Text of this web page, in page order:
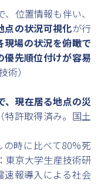
位置情報も伴い、
点の状況可視化が行
場の状況を俯瞰で
優先順位付けが容易
術）
、現在居る地点の災
特許取得済み。国土
の時に比べて80%死
東京大学生産技術研
速報導入による社会